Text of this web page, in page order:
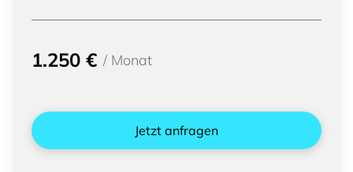
1.250 € / Monat
Jetzt anfragen